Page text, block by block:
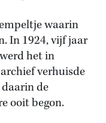
waarin
In 1924, vijf jaar
het in
verhuisde
de
ooit begon.